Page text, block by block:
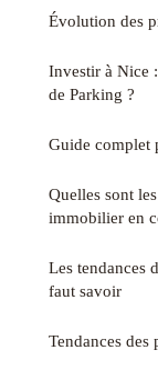
Évolution des
Investir à Nice
de Parking ?
Guide complet
Quelles sont
immobilier en
Les tendances
faut savoir
Tendances